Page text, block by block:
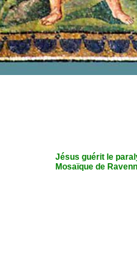
Jésus guérit le
Mosaïque de